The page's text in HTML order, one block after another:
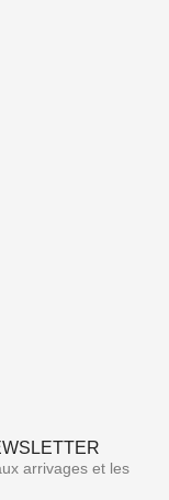
arrivages et les